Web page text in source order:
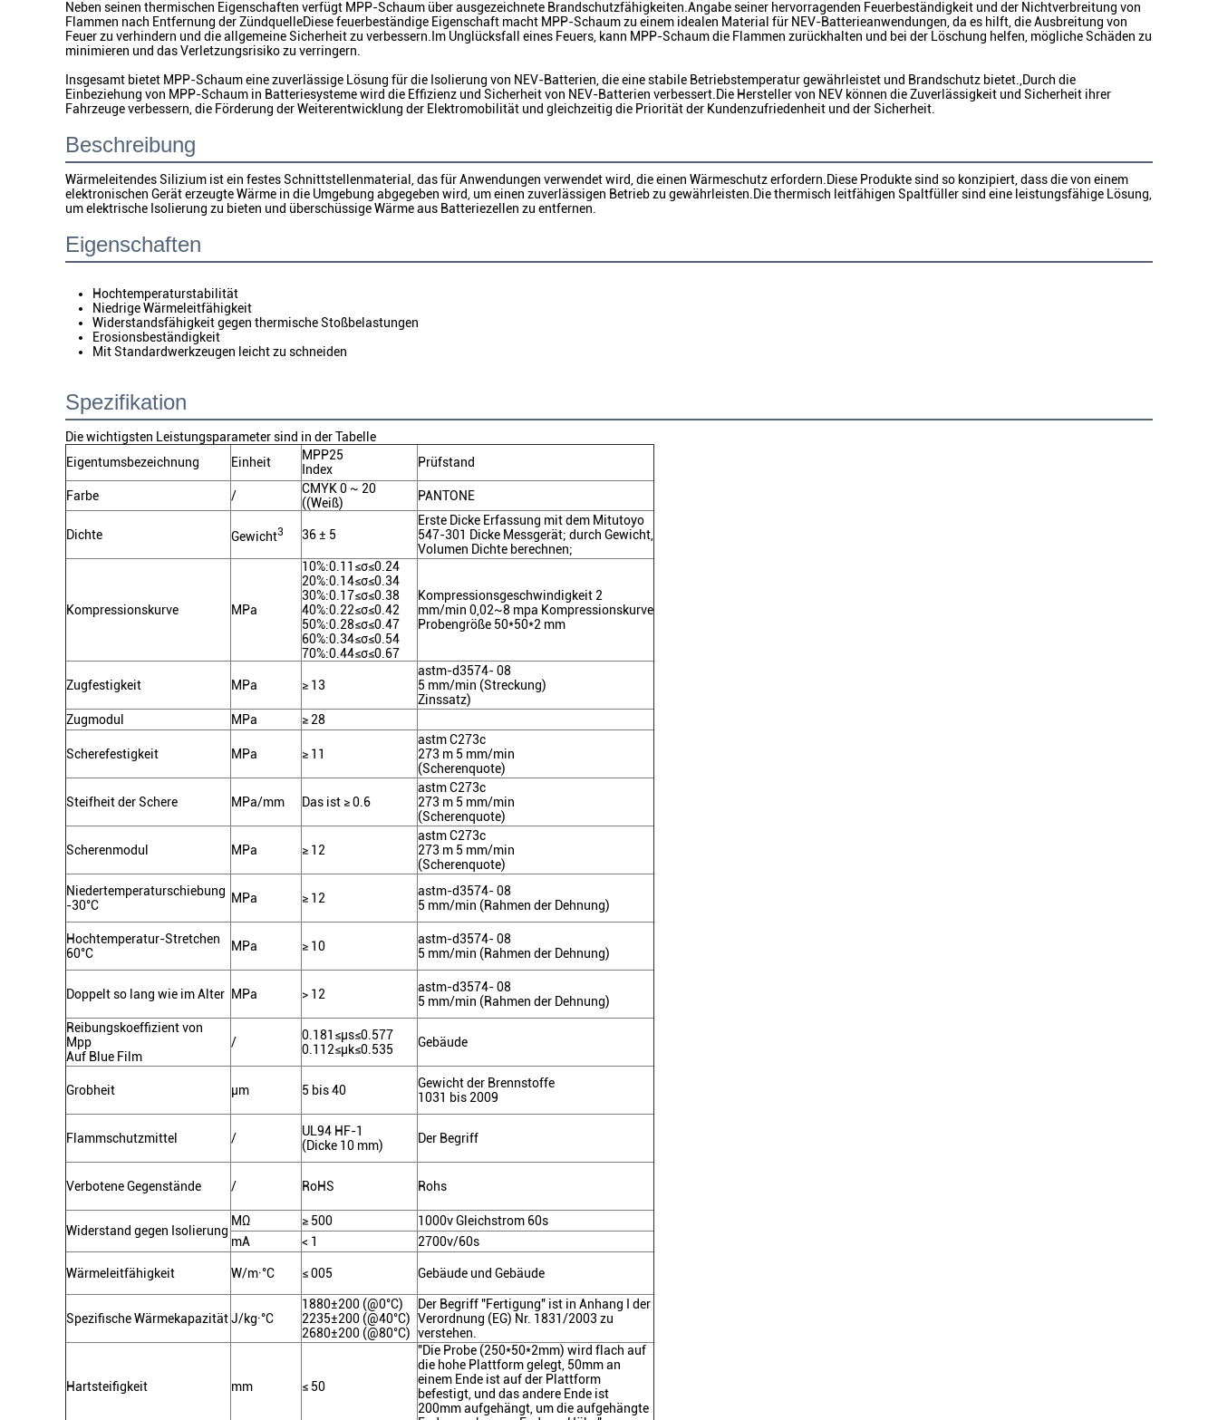
Neben seinen thermischen Eigenschaften verfügt MPP-Schaum über ausgezeichnete Brandschutzfähigkeiten.Angabe seiner hervorragenden Feuerbeständigkeit und der Nichtverbreitung von
Flammen nach Entfernung der ZündquelleDiese feuerbeständige Eigenschaft macht MPP-Schaum zu einem idealen Material für NEV-Batterieanwendungen, da es hilft, die Ausbreitung von
Feuer zu verhindern und die allgemeine Sicherheit zu verbessern.Im Unglücksfall eines Feuers, kann MPP-Schaum die Flammen zurückhalten und bei der Löschung helfen, mögliche Schäden zu
minimieren und das Verletzungsrisiko zu verringern.
Insgesamt bietet MPP-Schaum eine zuverlässige Lösung für die Isolierung von NEV-Batterien, die eine stabile Betriebstemperatur gewährleistet und Brandschutz bietet.,Durch die
Einbeziehung von MPP-Schaum in Batteriesysteme wird die Effizienz und Sicherheit von NEV-Batterien verbessert.Die Hersteller von NEV können die Zuverlässigkeit und Sicherheit ihrer
Fahrzeuge verbessern, die Förderung der Weiterentwicklung der Elektromobilität und gleichzeitig die Priorität der Kundenzufriedenheit und der Sicherheit.
Beschreibung
Wärmeleitendes Silizium ist ein festes Schnittstellenmaterial, das für Anwendungen verwendet wird, die einen Wärmeschutz erfordern.Diese Produkte sind so konzipiert, dass die von einem
elektronischen Gerät erzeugte Wärme in die Umgebung abgegeben wird, um einen zuverlässigen Betrieb zu gewährleisten.Die thermisch leitfähigen Spaltfüller sind eine leistungsfähige Lösung,
um elektrische Isolierung zu bieten und überschüssige Wärme aus Batteriezellen zu entfernen.
Eigenschaften
Hochtemperaturstabilität
Niedrige Wärmeleitfähigkeit
Widerstandsfähigkeit gegen thermische Stoßbelastungen
Erosionsbeständigkeit
Mit Standardwerkzeugen leicht zu schneiden
Spezifikation
Die wichtigsten Leistungsparameter sind in der Tabelle
Eigentumsbezeichnung
Einheit
MPP25
Index
Prüfstand
Farbe /
CMYK 0 ~ 20
((Weiß)
PANTONE
Dichte Gewicht3 36 ± 5
Erste Dicke Erfassung mit dem Mitutoyo
547-301 Dicke Messgerät; durch Gewicht,
Volumen Dichte berechnen;
Kompressionskurve MPa
10%:0.11≤σ≤0.24
20%:0.14≤σ≤0.34
30%:0.17≤σ≤0.38
40%:0.22≤σ≤0.42
50%:0.28≤σ≤0.47
60%:0.34≤σ≤0.54
70%:0.44≤σ≤0.67
Kompressionsgeschwindigkeit 2
mm/min 0,02~8 mpa Kompressionskurve
Probengröße 50*50*2 mm
Zugfestigkeit MPa ≥ 13
astm-d3574- 08
5 mm/min (Streckung)
Zinssatz)
Zugmodul
MPa ≥ 28
Scherefestigkeit MPa ≥ 11
astm C273c
273 m 5 mm/min
(Scherenquote)
Steifheit der Schere MPa/mm Das ist ≥ 0.6
astm C273c
273 m 5 mm/min
(Scherenquote)
Scherenmodul MPa ≥ 12
astm C273c
273 m 5 mm/min
(Scherenquote)
Niedertemperaturschiebung
-30°C
MPa ≥ 12
astm-d3574- 08
5 mm/min (Rahmen der Dehnung)
Hochtemperatur-Stretchen
60°C
MPa ≥ 10
astm-d3574- 08
5 mm/min (Rahmen der Dehnung)
Doppelt so lang wie im Alter MPa > 12
astm-d3574- 08
5 mm/min (Rahmen der Dehnung)
Reibungskoeffizient von
Mpp
Auf Blue Film
/
0.181≤μs≤0.577
0.112≤μk≤0.535
Gebäude
Grobheit μm 5 bis 40
Gewicht der Brennstoffe
1031 bis 2009
Flammschutzmittel /
UL94 HF-1
(Dicke 10 mm)
Der Begriff
Verbotene Gegenstände / RoHS Rohs
Widerstand gegen Isolierung
MΩ ≥ 500
1000v Gleichstrom 60s
mA
< 1 2700v/60s
Wärmeleitfähigkeit W/m·°C ≤ 005 Gebäude und Gebäude
Spezifische WärmekapazitätJ/kg·°C
1880±200 (@0°C)
2235±200 (@40°C)
2680±200 (@80°C)
Der Begriff "Fertigung" ist in Anhang I der
Verordnung (EG) Nr. 1831/2003 zu
verstehen.
Hartsteifigkeit mm ≤ 50
"Die Probe (250*50*2mm) wird flach auf
die hohe Plattform gelegt, 50mm an
einem Ende ist auf der Plattform
befestigt, und das andere Ende ist
200mm aufgehängt, um die aufgehängte